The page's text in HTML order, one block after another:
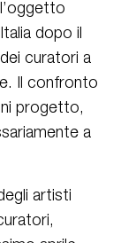
dopo il
dei curatori a
Il confronto
progetto,
a
artisti